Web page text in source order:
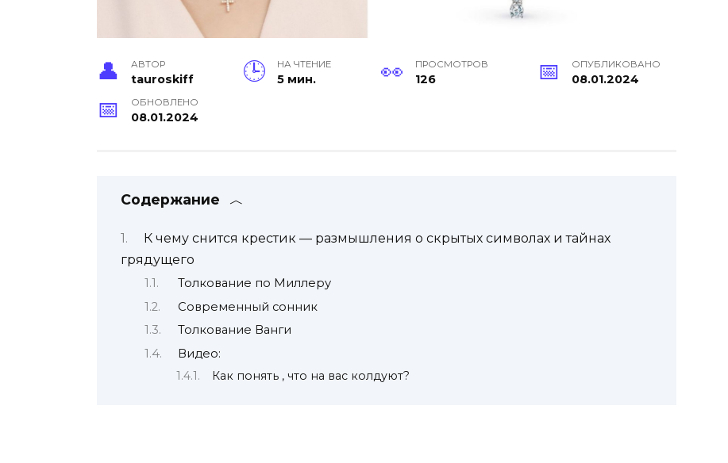
АВТОР
tauroskiff
НА ЧТЕНИЕ
5 мин.
ПРОСМОТРОВ
126
ОПУБЛИКОВАНО
08.01.2024
ОБНОВЛЕНО
08.01.2024
Содержание
К чему снится крестик — размышления о скрытых символах и тайнах
грядущего
Толкование по Миллеру
Современный сонник
Толкование Ванги
Видео:
Как понять , что на вас колдуют?